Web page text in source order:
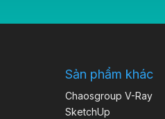
Sản phẩm khác
Chaosgroup V-Ray
SketchUp